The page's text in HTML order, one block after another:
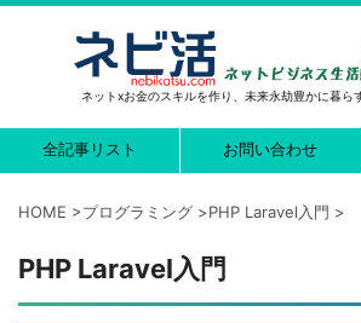
ネットxお金のスキルを作り、未来永劫豊かに暮ら
全記事リスト お問い合わせ
HOME >プログラミング >PHP Laravel入門 >
PHP Laravel入門